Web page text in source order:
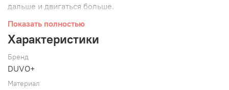
дальше и двигаться больше.
Умственные игры очень полезны для собак и кошек.
После 15 минут подобных игр ваши питомцы по-
настоящему устают. Интеллектуальные игры, помимо
своей умственной полезности, являются отличной
Показать полностью
Характеристики
Бренд
DUVO+
Материал